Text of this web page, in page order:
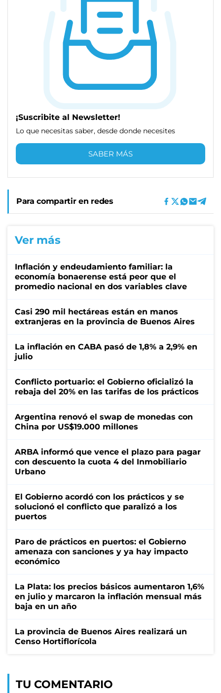
¡Suscribite al Newsletter!
Lo que necesitas saber, desde donde necesites
SABER MÁS
Para compartir en redes
Ver más
Inflación y endeudamiento familiar: la
economía bonaerense está peor que el
promedio nacional en dos variables clave
Casi 290 mil hectáreas están en manos
extranjeras en la provincia de Buenos Aires
La inflación en CABA pasó de 1,8% a 2,9% en
julio
Conflicto portuario: el Gobierno oficializó la
rebaja del 20% en las tarifas de los prácticos
Argentina renovó el swap de monedas con
China por US$19.000 millones
ARBA informó que vence el plazo para pagar
con descuento la cuota 4 del Inmobiliario
Urbano
El Gobierno acordó con los prácticos y se
solucionó el conflicto que paralizó a los
puertos
Paro de prácticos en puertos: el Gobierno
amenaza con sanciones y ya hay impacto
económico
La Plata: los precios básicos aumentaron 1,6%
en julio y marcaron la inflación mensual más
baja en un año
La provincia de Buenos Aires realizará un
Censo Hortiflorícola
TU COMENTARIO